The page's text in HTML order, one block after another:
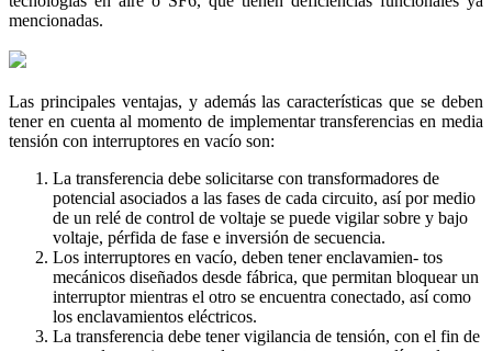
mencionadas.
Las principales ventajas, y además las características que se deben
tener en cuenta al momento de implementar transferencias en media
tensión con interruptores en vacío son:
La transferencia debe solicitarse con transformadores de
potencial asociados a las fases de cada circuito, así por medio
de un relé de control de voltaje se puede vigilar sobre y bajo
voltaje, pérfida de fase e inversión de secuencia.
Los interruptores en vacío, deben tener enclavamien- tos
mecánicos diseñados desde fábrica, que permitan bloquear un
interruptor mientras el otro se encuentra conectado, así como
los enclavamientos eléctricos.
La transferencia debe tener vigilancia de tensión, con el fin de